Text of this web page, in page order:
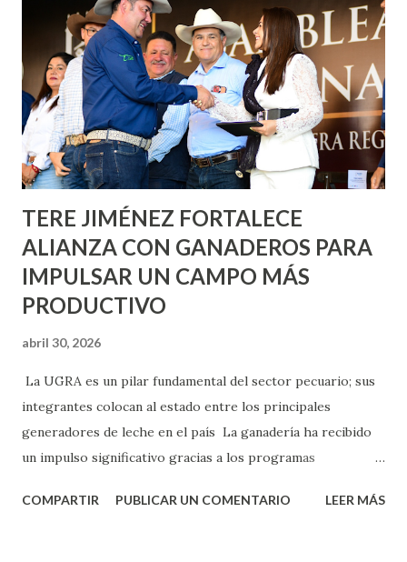
metros cuadrados de pintura, para dar inicio en la calle
Nieto, entre Jesús F. Elizondo y la calle 22 de Octubre, con
lo que se aplicará pintura en 66 casas. Posteriormente se
llevará este programa a Villas de Nuestra Señora de la
Asunción, Avenida Alameda y Decreto 27 de Septiembre, en
los edificios FOVISSSTE Ojo de Agua, en la comunidad
Norias de Paso Hondo y en los edificios de...
TERE JIMÉNEZ FORTALECE
ALIANZA CON GANADEROS PARA
IMPULSAR UN CAMPO MÁS
PRODUCTIVO
abril 30, 2026
La UGRA es un pilar fundamental del sector pecuario; sus
integrantes colocan al estado entre los principales
generadores de leche en el país La ganadería ha recibido
un impulso significativo gracias a los programas
muestra de su respaldo firme y decidido al campo, la
COMPARTIR PUBLICAR UN COMENTARIO LEER MÁS